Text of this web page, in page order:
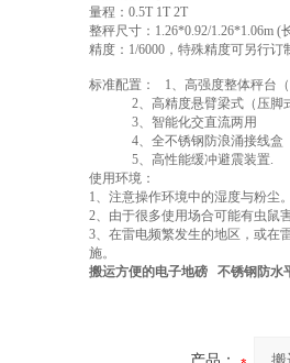
量程：0.5T 1T 2T
整秤尺寸：1.26*0.92/1.26*1.06m (
精度：1/6000，特殊精度可另行订
标准配置： 1、高强度整体秤台
2、高精度悬臂梁式（压脚式
3、智能化交直流两用
4、全不锈钢防浪涌接线
5、高性能缓冲避震装置.
使用环境：
1、注意操作环境中的湿度与粉尘
2、由于很多使用场合可能有虫鼠
3、在雷电频繁发生的地区，或在
施。
搬运方便的电子地磅 不锈钢防水